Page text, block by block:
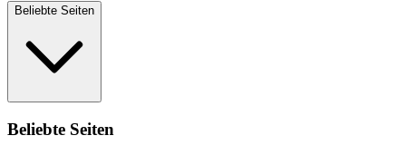
Beliebte Seiten
Beliebte Seiten